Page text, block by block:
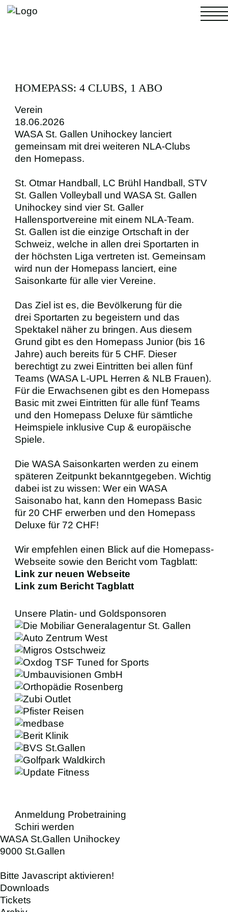
NACHWUCHS
MÄNNER
FANS
BUSINESS
VEREIN
SCHIRIS
HOMEPASS: 4 CLUBS, 1 ABO
Verein
18.06.2026
WASA St. Gallen Unihockey lanciert
gemeinsam mit drei weiteren NLA-Clubs
den Homepass.
St. Otmar Handball, LC Brühl Handball, STV
St. Gallen Volleyball und WASA St. Gallen
Unihockey sind vier St. Galler
Hallensportvereine mit einem NLA-Team.
St. Gallen ist die einzige Ortschaft in der
Schweiz, welche in allen drei Sportarten in
der höchsten Liga vertreten ist. Gemeinsam
wird nun der Homepass lanciert, eine
Saisonkarte für alle vier Vereine.
Das Ziel ist es, die Bevölkerung für die
drei Sportarten zu begeistern und das
Spektakel näher zu bringen. Aus diesem
Grund gibt es den Homepass Junior (bis 16
Jahre) auch bereits für 5 CHF. Dieser
berechtigt zu zwei Eintritten bei allen fünf
Teams (WASA L-UPL Herren & NLB Frauen).
Für die Erwachsenen gibt es den Homepass
Basic mit zwei Eintritten für alle fünf Teams
und den Homepass Deluxe für sämtliche
Heimspiele inklusive Cup & europäische
Spiele.
Die WASA Saisonkarten werden zu einem
späteren Zeitpunkt bekanntgegeben. Wichtig
dabei ist zu wissen: Wer ein WASA
Saisonabo hat, kann den Homepass Basic
für 20 CHF erwerben und den Homepass
Deluxe für 72 CHF!
Wir empfehlen einen Blick auf die Homepass-
Webseite sowie den Bericht vom Tagblatt:
Link zur neuen Webseite
Link zum Bericht Tagblatt
Unsere Platin- und Goldsponsoren
Anmeldung Probetraining
Schiri werden
WASA St.Gallen Unihockey
9000 St.Gallen
Bitte Javascript aktivieren!
Downloads
Tickets